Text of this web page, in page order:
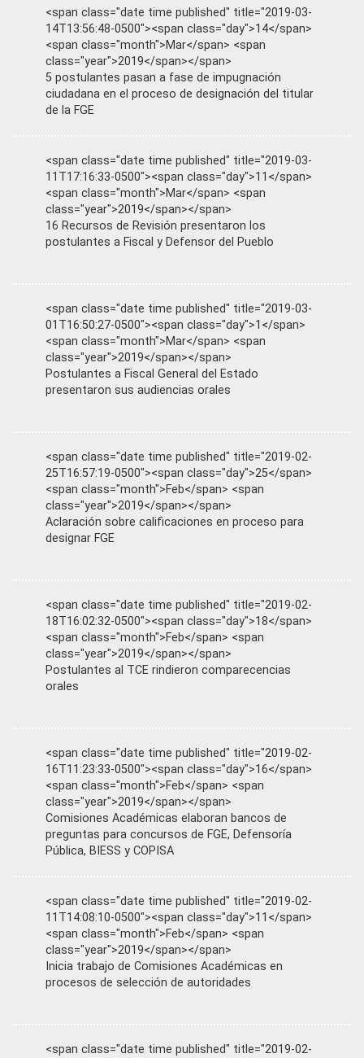
<span class="date time published" title="2019-03-
14T13:56:48-0500"><span class="day">14</span>
<span class="month">Mar</span> <span
class="year">2019</span></span>
5 postulantes pasan a fase de impugnación
ciudadana en el proceso de designación del titular
de la FGE
<span class="date time published" title="2019-03-
11T17:16:33-0500"><span class="day">11</span>
<span class="month">Mar</span> <span
class="year">2019</span></span>
16 Recursos de Revisión presentaron los
postulantes a Fiscal y Defensor del Pueblo
<span class="date time published" title="2019-03-
01T16:50:27-0500"><span class="day">1</span>
<span class="month">Mar</span> <span
class="year">2019</span></span>
Postulantes a Fiscal General del Estado
presentaron sus audiencias orales
<span class="date time published" title="2019-02-
25T16:57:19-0500"><span class="day">25</span>
<span class="month">Feb</span> <span
class="year">2019</span></span>
Aclaración sobre calificaciones en proceso para
designar FGE
<span class="date time published" title="2019-02-
18T16:02:32-0500"><span class="day">18</span>
<span class="month">Feb</span> <span
class="year">2019</span></span>
Postulantes al TCE rindieron comparecencias
orales
<span class="date time published" title="2019-02-
16T11:23:33-0500"><span class="day">16</span>
<span class="month">Feb</span> <span
class="year">2019</span></span>
Comisiones Académicas elaboran bancos de
preguntas para concursos de FGE, Defensoría
Pública, BIESS y COPISA
<span class="date time published" title="2019-02-
11T14:08:10-0500"><span class="day">11</span>
<span class="month">Feb</span> <span
class="year">2019</span></span>
Inicia trabajo de Comisiones Académicas en
procesos de selección de autoridades
<span class="date time published" title="2019-02-